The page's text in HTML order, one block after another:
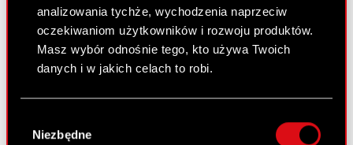
analizowania tychże, wychodzenia naprzeciw
oczekiwaniom użytkowników i rozwoju produktów.
Masz wybór odnośnie tego, kto używa Twoich
danych i w jakich celach to robi.
Gromadzić dane dotyczące Twojej
zgody
Niezbędne
Sprawozdanie Zarządu dotyczące
wkładów niepieniężnych oraz wycena
wartości godziwej Grupy CD Projekt
Wzór pełnomocnictwa i instrukcja